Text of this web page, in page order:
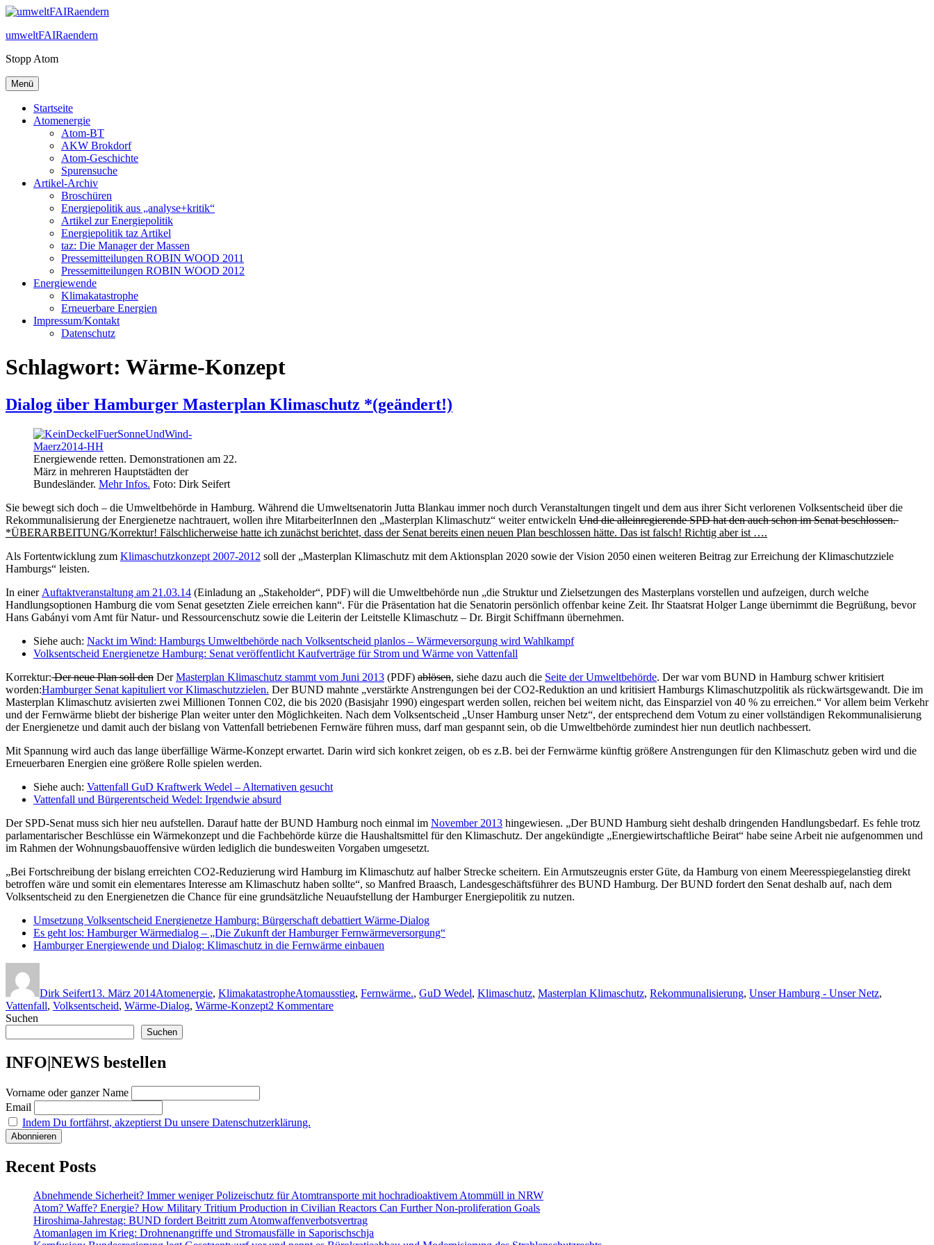
Zum
springen
umweltFAIRaendern
Stopp Atom
Menü
Startseite
Atomenergie
Atom-BT
AKW Brokdorf
Atom-Geschichte
Spurensuche
Artikel-Archiv
Broschüren
Energiepolitik aus „analyse+kritik“
Artikel zur Energiepolitik
Energiepolitik taz Artikel
taz: Die Manager der Massen
Pressemitteilungen ROBIN WOOD 2011
Pressemitteilungen ROBIN WOOD 2012
Energiewende
Klimakatastrophe
Erneuerbare Energien
Impressum/Kontakt
Datenschutz
Schlagwort: Wärme-Konzept
Dialog über Hamburger Masterplan Klimaschutz *(geändert!)
Energiewende retten. Demonstrationen am 22.
März in mehreren Hauptstädten der
Bundesländer. Mehr Infos. Foto: Dirk Seifert
Sie bewegt sich doch – die Umweltbehörde in Hamburg. Während die Umweltsenatorin Jutta Blankau immer noch durch Veranstaltungen tingelt und dem aus ihrer Sicht verlorenen Volksentscheid über die
Rekommunalisierung der Energienetze nachtrauert, wollen ihre MitarbeiterInnen den „Masterplan Klimaschutz“ weiter entwickeln Und die alleinregierende SPD hat den auch schon im Senat beschlossen.
*ÜBERARBEITUNG/Korrektur! Fälschlicherweise hatte ich zunächst berichtet, dass der Senat bereits einen neuen Plan beschlossen hätte. Das ist falsch! Richtig aber ist ….
Als Fortentwicklung zum Klimaschutzkonzept 2007-2012 soll der „Masterplan Klimaschutz mit dem Aktionsplan 2020 sowie der Vision 2050 einen weiteren Beitrag zur Erreichung der Klimaschutzziele
Hamburgs“ leisten.
In einer Auftaktveranstaltung am 21.03.14 (Einladung an „Stakeholder“, PDF) will die Umweltbehörde nun „die Struktur und Zielsetzungen des Masterplans vorstellen und aufzeigen, durch welche
Handlungsoptionen Hamburg die vom Senat gesetzten Ziele erreichen kann“. Für die Präsentation hat die Senatorin persönlich offenbar keine Zeit. Ihr Staatsrat Holger Lange übernimmt die Begrüßung, bevor
Hans Gabányi vom Amt für Natur- und Ressourcenschutz sowie die Leiterin der Leitstelle Klimaschutz – Dr. Birgit Schiffmann übernehmen.
Siehe auch: Nackt im Wind: Hamburgs Umweltbehörde nach Volksentscheid planlos – Wärmeversorgung wird Wahlkampf
Volksentscheid Energienetze Hamburg: Senat veröffentlicht Kaufverträge für Strom und Wärme von Vattenfall
Korrektur:Der neue Plan soll den DerMasterplan Klimaschutz stammt vom Juni 2013 (PDF) ablösen, siehe dazu auch die Seite der Umweltbehörde. Der war vom BUND in Hamburg schwer kritisiert
worden:Hamburger Senat kapituliert vor Klimaschutzzielen. Der BUND mahnte „verstärkte Anstrengungen bei der CO2-Reduktion an und kritisiert Hamburgs Klimaschutzpolitik als rückwärtsgewandt. Die im
Masterplan Klimaschutz avisierten zwei Millionen Tonnen C02, die bis 2020 (Basisjahr 1990) eingespart werden sollen, reichen bei weitem nicht, das Einsparziel von 40 % zu erreichen.“ Vor allem beim Verkehr
und der Fernwärme bliebt der bisherige Plan weiter unter den Möglichkeiten. Nach dem Volksentscheid „Unser Hamburg unser Netz“, der entsprechend dem Votum zu einer vollständigen Rekommunalisierung
der Energienetze und damit auch der bislang von Vattenfall betriebenen Fernwäre führen muss, darf man gespannt sein, ob die Umweltbehörde zumindest hier nun deutlich nachbessert.
Mit Spannung wird auch das lange überfällige Wärme-Konzept erwartet. Darin wird sich konkret zeigen, ob es z.B. bei der Fernwärme künftig größere Anstrengungen für den Klimaschutz geben wird und die
Erneuerbaren Energien eine größere Rolle spielen werden.
Siehe auch: Vattenfall GuD Kraftwerk Wedel – Alternativen gesucht
Vattenfall und Bürgerentscheid Wedel: Irgendwie absurd
Der SPD-Senat muss sich hier neu aufstellen. Darauf hatte der BUND Hamburg noch einmal im November 2013 hingewiesen. „Der BUND Hamburg sieht deshalb dringenden Handlungsbedarf. Es fehle trotz
parlamentarischer Beschlüsse ein Wärmekonzept und die Fachbehörde kürze die Haushaltsmittel für den Klimaschutz. Der angekündigte „Energiewirtschaftliche Beirat“ habe seine Arbeit nie aufgenommen und
im Rahmen der Wohnungsbauoffensive würden lediglich die bundesweiten Vorgaben umgesetzt.
„Bei Fortschreibung der bislang erreichten CO2-Reduzierung wird Hamburg im Klimaschutz auf halber Strecke scheitern. Ein Armutszeugnis erster Güte, da Hamburg von einem Meeresspiegelanstieg direkt
betroffen wäre und somit ein elementares Interesse am Klimaschutz haben sollte“, so Manfred Braasch, Landesgeschäftsführer des BUND Hamburg. Der BUND fordert den Senat deshalb auf, nach dem
Volksentscheid zu den Energienetzen die Chance für eine grundsätzliche Neuaufstellung der Hamburger Energiepolitik zu nutzen.
Umsetzung Volksentscheid Energienetze Hamburg: Bürgerschaft debattiert Wärme-Dialog
Es geht los: Hamburger Wärmedialog – „Die Zukunft der Hamburger Fernwärmeversorgung“
Hamburger Energiewende und Dialog: Klimaschutz in die Fernwärme einbauen
Dirk Seifert13. März 2014Atomenergie, KlimakatastropheAtomausstieg, Fernwärme., GuD Wedel, Klimaschutz, Masterplan Klimaschutz, Rekommunalisierung, Unser Hamburg - Unser Netz,
Vattenfall, Volksentscheid, Wärme-Dialog, Wärme-Konzept2 Kommentarezu
Suchen
Suchen
INFO|NEWS bestellen
Vorname oder ganzer Name
Email
Indem Du fortfährst, akzeptierst Du unsere Datenschutzerklärung.
Recent Posts
Abnehmende Sicherheit? Immer weniger Polizeischutz für Atomtransporte mit hochradioaktivem Atommüll in NRW
Atom? Waffe? Energie? How Military Tritium Production in Civilian Reactors Can Further Non-proliferation Goals
Hiroshima-Jahrestag: BUND fordert Beitritt zum Atomwaffenverbotsvertrag
Atomanlagen im Krieg: Drohnenangriffe und Stromausfälle in Saporischschja